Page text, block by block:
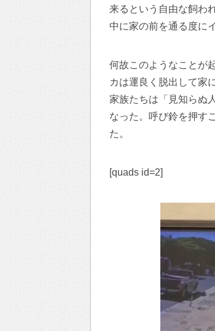
来るという自由な飼わ
中に家の前を通る度に
何故このようなことが
カは運良く脱出して家
家族たちは「見知らぬ
なった。呼び鈴を押す
た。
[quads id=2]